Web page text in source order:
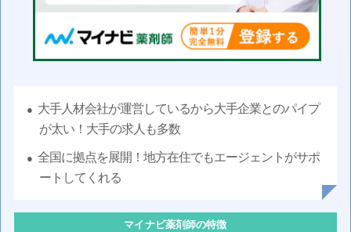
大手人材会社が運営しているから大手企業とのパイプ
が太い！大手の求人も多数
全国に拠点を展開！地方在住でもエージェントがサポ
ートしてくれる
マイナビ薬剤師の特徴